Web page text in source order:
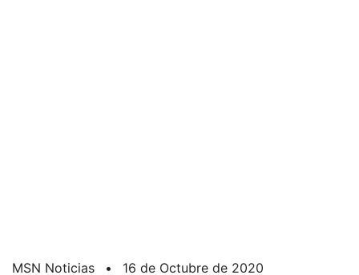
MSN Noticias • 16 de Octubre de 2020